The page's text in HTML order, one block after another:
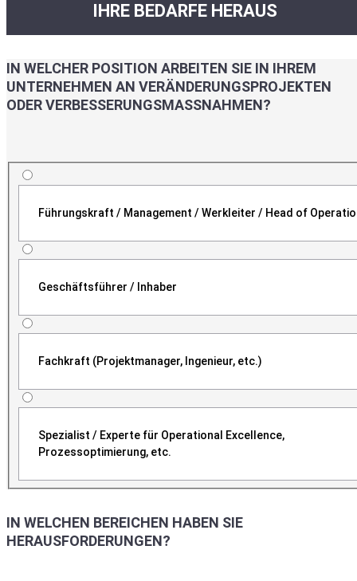
IHRE BEDARFE HERAUS
IN WELCHER POSITION ARBEITEN SIE IN IHREM
UNTERNEHMEN AN VERÄNDERUNGSPROJEKTEN
ODER VERBESSERUNGSMASSNAHMEN?
Führungskraft / Management / Werkleiter / Head of
Geschäftsführer / Inhaber
Fachkraft (Projektmanager, Ingenieur, etc.)
Spezialist / Experte für Operational Excellence,
Prozessoptimierung, etc.
IN WELCHEN BEREICHEN HABEN SIE
HERAUSFORDERUNGEN?